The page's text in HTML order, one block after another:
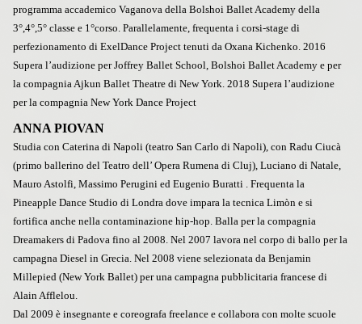
programma accademico Vaganova della Bolshoi Ballet Academy della
3°,4°,5° classe e 1°corso. Parallelamente, frequenta i corsi-stage di
perfezionamento di ExelDance Project tenuti da Oxana Kichenko. 2016
Supera l’audizione per Joffrey Ballet School, Bolshoi Ballet Academy e per
la compagnia Ajkun Ballet Theatre di New York. 2018 Supera l’audizione
per la compagnia New York Dance Project
ANNA PIOVAN
Studia con Caterina di Napoli (teatro San Carlo di Napoli), con Radu Ciucà
(primo ballerino del Teatro dell’ Opera Rumena di Cluj), Luciano di Natale,
Mauro Astolfi, Massimo Perugini ed Eugenio Buratti . Frequenta la
Pineapple Dance Studio di Londra dove impara la tecnica Limòn e si
fortifica anche nella contaminazione hip-hop. Balla per la compagnia
Dreamakers di Padova fino al 2008. Nel 2007 lavora nel corpo di ballo per la
campagna Diesel in Grecia. Nel 2008 viene selezionata da Benjamin
Millepied (New York Ballet) per una campagna pubblicitaria francese di
Alain Afflelou.
Dal 2009 è insegnante e coreografa freelance e collabora con molte scuole